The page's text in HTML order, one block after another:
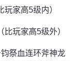
家高5级内）
玩家高5级外）
祭血连环斧神龙